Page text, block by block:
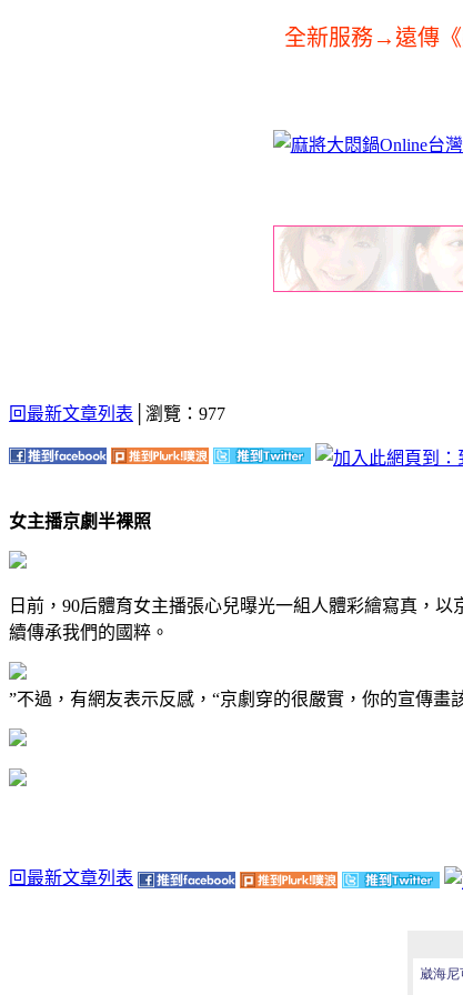
全新服務→遠傳《
回最新文章列表 │瀏覽：977
女主播京劇半裸照
日前，90后體育女主播張心兒曝光一組人體彩繪寫真，
續傳承我們的國粹。
”不過，有網友表示反感，“京劇穿的很嚴實，你的宣傳畫
回最新文章列表